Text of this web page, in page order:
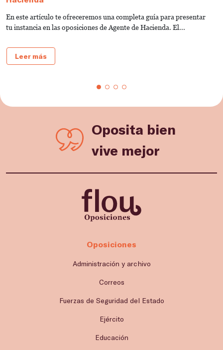
En este artículo te ofreceremos una completa guía para presentar
tu instancia en las oposiciones de Agente de Hacienda. El...
Leer más
Oposita bien
vive mejor
Oposiciones
Administración y archivo
Correos
Fuerzas de Seguridad del Estado
Ejército
Educación